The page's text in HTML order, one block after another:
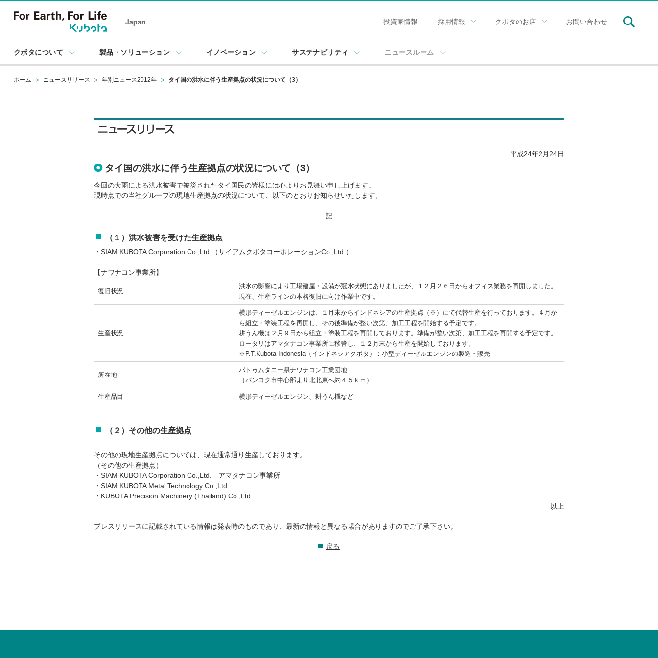
Japan 投資家情報 採用情報 クボタのお店 お問い合わせ
クボタについて 製品・ソリューション イノベーション サステナビリティ ニュースルーム
ホーム ニュースリリース 年別ニュース2012年 タイ国の洪水に伴う生産拠点の状況について（3）
平成24年2月24日
タイ国の洪水に伴う生産拠点の状況について（3）
今回の大雨による洪水被害で被災されたタイ国民の皆様には心よりお見舞い申し上げます。
現時点での当社グループの現地生産拠点の状況について、以下のとおりお知らせいたします。
記
（１）洪水被害を受けた生産拠点
・SIAM KUBOTA Corporation Co.,Ltd.（サイアムクボタコーポレーションCo.,Ltd.）
【ナワナコン事業所】
復旧状況
洪水の影響により工場建屋・設備が冠水状態にありましたが、１２月２６日からオフィス業務を再開しました。
現在、生産ラインの本格復旧に向け作業中です。
生産状況
横形ディーゼルエンジンは、１月末からインドネシアの生産拠点（※）にて代替生産を行っております。４月か
ら組立・塗装工程を再開し、その後準備が整い次第、加工工程を開始する予定です。
耕うん機は２月９日から組立・塗装工程を再開しております。準備が整い次第、加工工程を再開する予定です。
ロータリはアマタナコン事業所に移管し、１２月末から生産を開始しております。
※P.T.Kubota Indonesia（インドネシアクボタ）：小型ディーゼルエンジンの製造・販売
所在地
パトゥムタニー県ナワナコン工業団地
（バンコク市中心部より北北東へ約４５ｋｍ）
生産品目 横形ディーゼルエンジン、耕うん機など
（２）その他の生産拠点
その他の現地生産拠点については、現在通常通り生産しております。
（その他の生産拠点）
・SIAM KUBOTA Corporation Co.,Ltd. アマタナコン事業所
・SIAM KUBOTA Metal Technology Co.,Ltd.
・KUBOTA Precision Machinery (Thailand) Co.,Ltd.
以上
プレスリリースに記載されている情報は発表時のものであり、最新の情報と異なる場合がありますのでご了承下さい。
戻る